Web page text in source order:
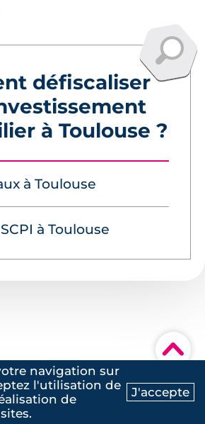
Contactez-nous
▾
défiscaliser
à Toulouse ?
à Toulouse
à Toulouse
navigation sur
l'utilisation de
de
J'accepte